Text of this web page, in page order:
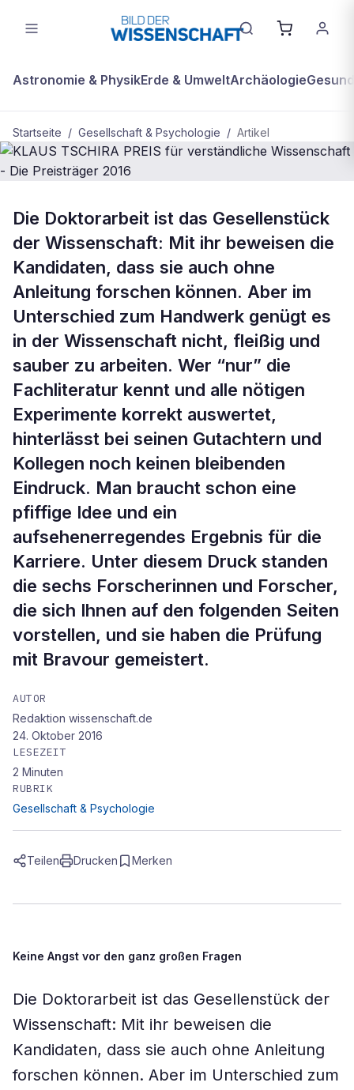
Astronomie & PhysikErde & UmweltArchäologie
Startseite / Gesellschaft & Psychologie / Artikel
KLAUS TSCHIRA PREIS für
verständliche Wissenschaft - Die
Preisträger 2016
Die Doktorarbeit ist das Gesellenstück
der Wissenschaft: Mit ihr beweisen die
Kandidaten, dass sie auch ohne
Anleitung forschen können. Aber im
Unterschied zum Handwerk genügt es
in der Wissenschaft nicht, fleißig und
sauber zu arbeiten. Wer “nur” die
Fachliteratur kennt und alle nötigen
Experimente korrekt auswertet,
hinterlässt bei seinen Gutachtern und
Kollegen noch keinen bleibenden
Eindruck. Man braucht schon eine
pfiffige Idee und ein
aufsehenerregendes Ergebnis für die
Karriere. Unter diesem Druck standen
die sechs Forscherinnen und Forscher,
die sich Ihnen auf den folgenden Seiten
vorstellen, und sie haben die Prüfung
mit Bravour gemeistert.
AUTOR
Redaktion wissenschaft.de
24. Oktober 2016
LESEZEIT
2 Minuten
RUBRIK
Gesellschaft & Psychologie
Teilen Drucken Merken
Keine Angst vor den ganz großen Fragen
Die Doktorarbeit ist das Gesellenstück der
Wissenschaft: Mit ihr beweisen die
Kandidaten, dass sie auch ohne Anleitung
forschen können. Aber im Unterschied zum